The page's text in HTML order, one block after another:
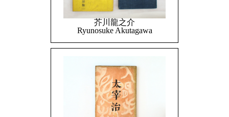
芥川龍之介
Ryunosuke Akutagawa